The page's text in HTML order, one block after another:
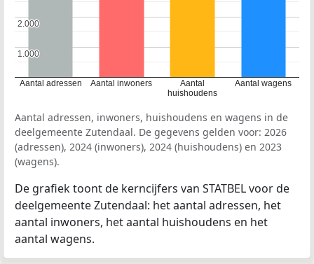
Aantal adressen Aantal inwoners
Aantal
huishoudens
Aantal wagens
1.000
1.000
2.000
2.000
Aantal adressen, inwoners, huishoudens en wagens in de
deelgemeente Zutendaal. De gegevens gelden voor: 2026
(adressen), 2024 (inwoners), 2024 (huishoudens) en 2023
(wagens).
De grafiek toont de kerncijfers van STATBEL voor de
deelgemeente Zutendaal: het aantal adressen, het
aantal inwoners, het aantal huishoudens en het
aantal wagens.